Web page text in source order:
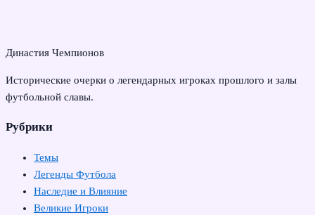
Династия Чемпионов
Исторические очерки о легендарных игроках прошлого и залы
футбольной славы.
Рубрики
Темы
Легенды Футбола
Наследие и Влияние
Великие Игроки